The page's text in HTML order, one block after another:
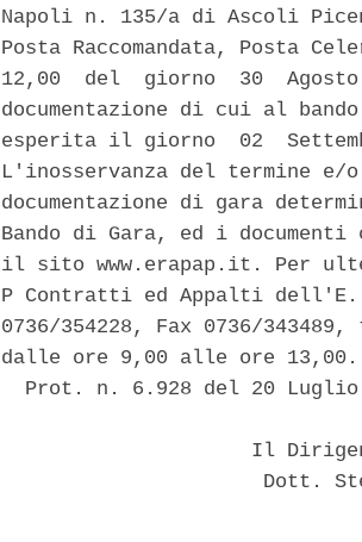
Napoli n. 135/a di Ascoli
Posta Raccomandata, Posta
12,00  del  giorno  30
documentazione di cui al
esperita il giorno  02
L'inosservanza del termine
documentazione di gara
Bando di Gara, ed i
il sito www.erapap.it. Per
P Contratti ed Appalti
0736/354228, Fax 0736/
dalle ore 9,00 alle ore
Prot. n. 6.928 del 20
Il
Dott.